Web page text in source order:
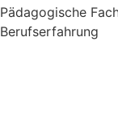
Pädagogische
Berufserfahrung